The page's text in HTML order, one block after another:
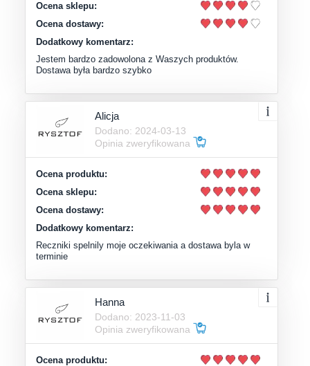
Ocena sklepu:
Ocena dostawy:
Dodatkowy komentarz:
Jestem bardzo zadowolona z Waszych produktów.
Dostawa była bardzo szybko
Alicja
Dodano: 2024-03-13
Opinia zweryfikowana
Ocena produktu:
Ocena sklepu:
Ocena dostawy:
Dodatkowy komentarz:
Reczniki spelnily moje oczekiwania a dostawa byla w
terminie
Hanna
Dodano: 2023-11-03
Opinia zweryfikowana
Ocena produktu: